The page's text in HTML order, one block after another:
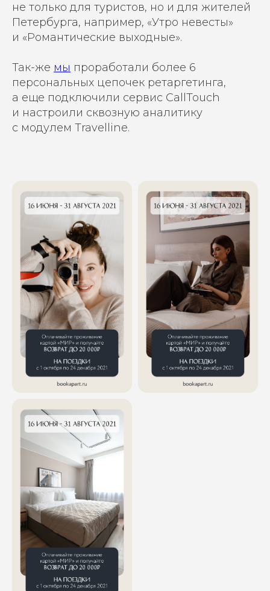
не только для туристов, но и для жителей
Петербурга, например, «Утро невесты»
и «Романтические выходные».
Так-же мы проработали более 6
персональных цепочек ретаргетинга,
а еще подключили сервис CallTouch
и настроили сквозную аналитику
с модулем Travelline.